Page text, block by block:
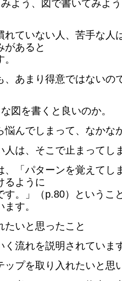
よう、図で書いてみよ
ていない人、苦手な人
があると
あまり得意ではないの
図を書くと良いのか。
んでしまって、なかな
は、そこで止まってし
「パターンを覚えてし
るように
。」（p.80）というこ
す。
いと思ったこと
流れを説明されていま
プを取り入れたいと思